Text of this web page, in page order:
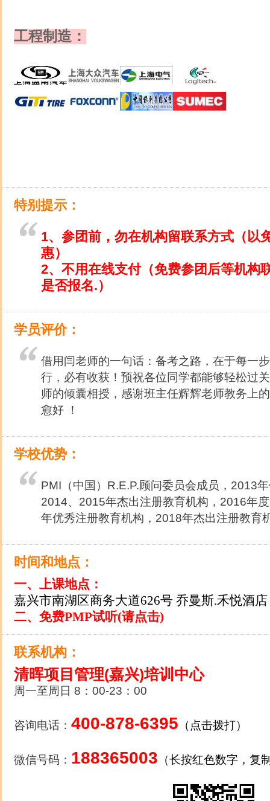
工程制造：
特别提示：
1、参团前，勿在机构留联系方式（以
惠）
2、不用在线支付（免费参团后等机构
是否报名.）
学员评价：
借用闫老师的一句话：备考之路，在于每一
行，必有收获！预祝各位同学都能够轻松过
师的倾囊相授，感谢班主任辉辉老师教务上
愈好 ！
学校优势：
PMI（中国）R.E.P.顾问委员会成员，2013
2014、2015年杰出注册教育机构，2016年
年优秀注册教育机构，2018年杰出注册教育
时间和地点：
一、上课地点：
嘉兴市南湖区商务大道626号 乔曼斯.禾悦酒店
二、免费PMP试听(请点击)
联系机构：
清晖项目管理(嘉兴)培训中心
周一至周日 8：00-23：00
咨询电话： 400-878-6395 （点击拨打）
微信号码： 188365003 （长按红色数字，复